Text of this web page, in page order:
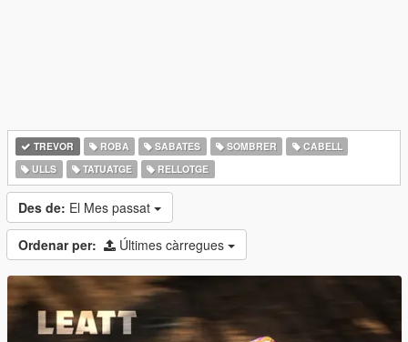
TREVOR ROBA SABATES SOMBRER
CABELL
ULLS
TATUATGE RELLOTGE
Des de: El Mes passat
Ordenar per: Últimes càrregues